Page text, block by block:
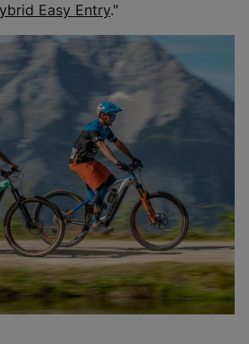
Easy Entry."